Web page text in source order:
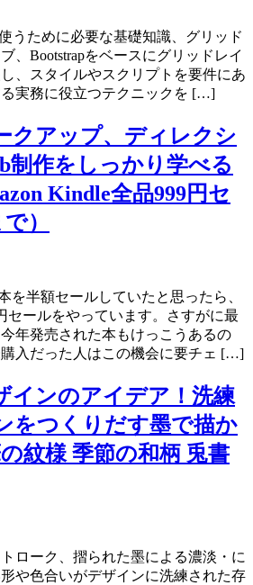
うために必要な基礎知識、グリッド
、Bootstrapをベースにグリッドレイ
、スタイルやスクリプトを要件にあ
実務に役立つテクニックを […]
クアップ、ディレクシ
制作をしっかり学べる
Kindle全品999円セ
）
を半額セールしていたと思ったら、
セールをやっています。さすがに最
年発売された本もけっこうあるの
入だった人はこの機会に要チェ […]
インのアイデア！洗練
をつくりだす墨で描か
紋様 季節の和柄 兎書
ローク、摺られた墨による濃淡・に
や色合いがデザインに洗練された存